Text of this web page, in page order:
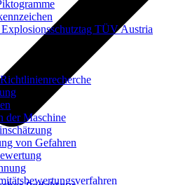
TÜV Austria
der Maschine
von Gefahren